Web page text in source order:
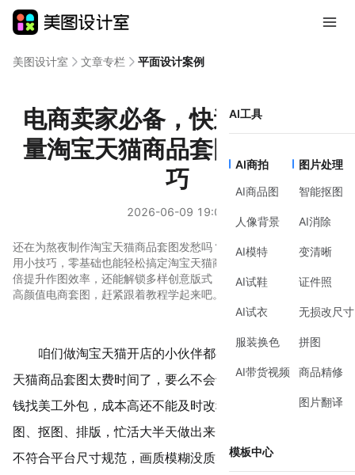
AI工具
AI商拍
AI商品图
人像背景
AI模特
AI试鞋
AI试衣
服装换色
AI带货视频
图片处理
智能抠图
AI消除
变清晰
证件照
无损改尺寸
拼图
商品精修
图片翻译
模板中心
美图设计室 文章专栏 平面设计案例
电商卖家必备，快速制作高质
量淘宝天猫商品套图的实用技
巧
2026-06-09 19:08
还在为熬夜制作淘宝天猫商品套图发愁吗？掌握美图设计室这些实
用小技巧，零基础也能轻松搞定淘宝天猫商品套图设计，不仅能成
倍提升作图效率，还能解锁多样创意版式，不用专业美工也能做出
高颜值电商套图，赶紧跟着教程学起来吧。
咱们做淘宝天猫开店的小伙伴都有同款烦恼，制作淘宝
天猫商品套图太费时间了，要么不会专业设计软件，只能花
钱找美工外包，成本高还不能及时改稿；要么自己慢慢拼
图、抠图、排版，忙活大半天做出来的淘宝天猫商品套图还
不符合平台尺寸规范，画质模糊没质感。说实话，大多数普